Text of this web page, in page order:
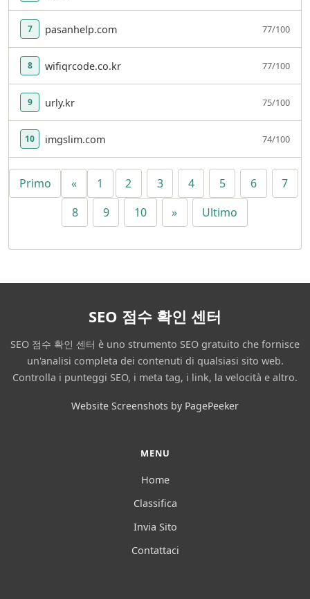
7 pasanhelp.com 77/100
8 wifiqrcode.co.kr 77/100
9 urly.kr 75/100
10 imgslim.com 74/100
Primo « 1 2 3 4 5 6
7
8
9 10 » Ultimo
SEO 점수 확인 센터
SEO 점수 확인 센터 è uno strumento SEO gratuito che fornisce
un'analisi completa dei contenuti di qualsiasi sito web.
Controlla i punteggi SEO, i meta tag, i link, la velocità e altro.
Website Screenshots by PagePeeker
MENU
Home
Classifica
Invia Sito
Contattaci